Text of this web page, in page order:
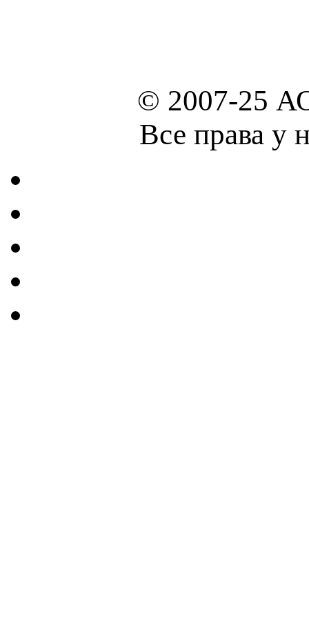
© 2007-25
Все права у